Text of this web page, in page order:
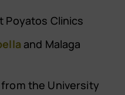
Poyatos Clinics
and Malaga
the University